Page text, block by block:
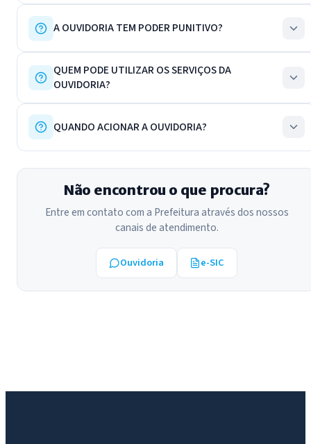
A OUVIDORIA TEM PODER PUNITIVO?
QUEM PODE UTILIZAR OS SERVIÇOS DA
OUVIDORIA?
QUANDO ACIONAR A OUVIDORIA?
Não encontrou o que procura?
Entre em contato com a Prefeitura através dos nossos
canais de atendimento.
Ouvidoria e-SIC